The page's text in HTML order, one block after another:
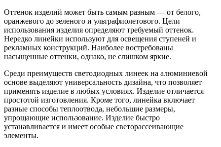
Оттенок изделий может быть самым разным — от белого,
оранжевого до зеленого и ультрафиолетового. Цели
использования изделия определяют требуемый оттенок.
Нередко линейки используют для освещения ступеней и
рекламных конструкций. Наиболее востребованы
насыщенные оттенки, однако, не слишком яркие.
Среди преимуществ светодиодных линеек на алюминиевой
основе выделяют универсальность дизайна, что позволяет
применять изделие в любых условиях. Изделие отличается
простотой изготовления. Кроме того, линейка включает
разные способы теплоотвода, небольшие размеры,
упрощающие использование. Изделие быстро
устанавливается и имеет особые светорассеивающие
элементы.